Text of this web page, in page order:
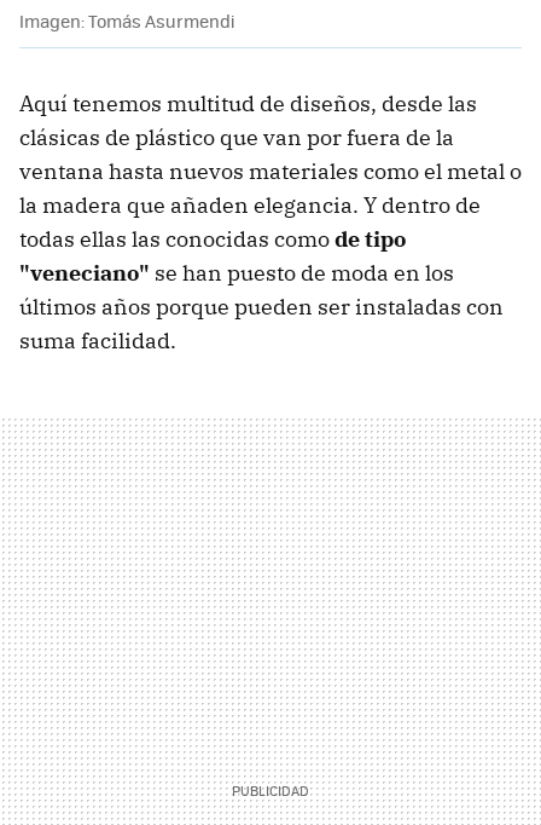
Imagen: Tomás Asurmendi
Aquí tenemos multitud de diseños, desde las
clásicas de plástico que van por fuera de la
ventana hasta nuevos materiales como el metal o
la madera que añaden elegancia. Y dentro de
todas ellas las conocidas comode tipo
"veneciano" se han puesto de moda en los
últimos años porque pueden ser instaladas con
suma facilidad.